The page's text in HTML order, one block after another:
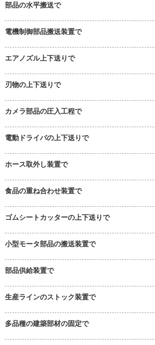
部品の水平搬送で
電機制御部品搬送装置で
エアノズル上下送りで
刃物の上下送りで
カメラ部品の圧入工程で
電動ドライバの上下送りで
ホース取外し装置で
食品の重ね合わせ装置で
ゴムシートカッターの上下送りで
小型モータ部品の搬送装置で
部品供給装置で
生産ラインのストック装置で
多品種の建築部材の固定で